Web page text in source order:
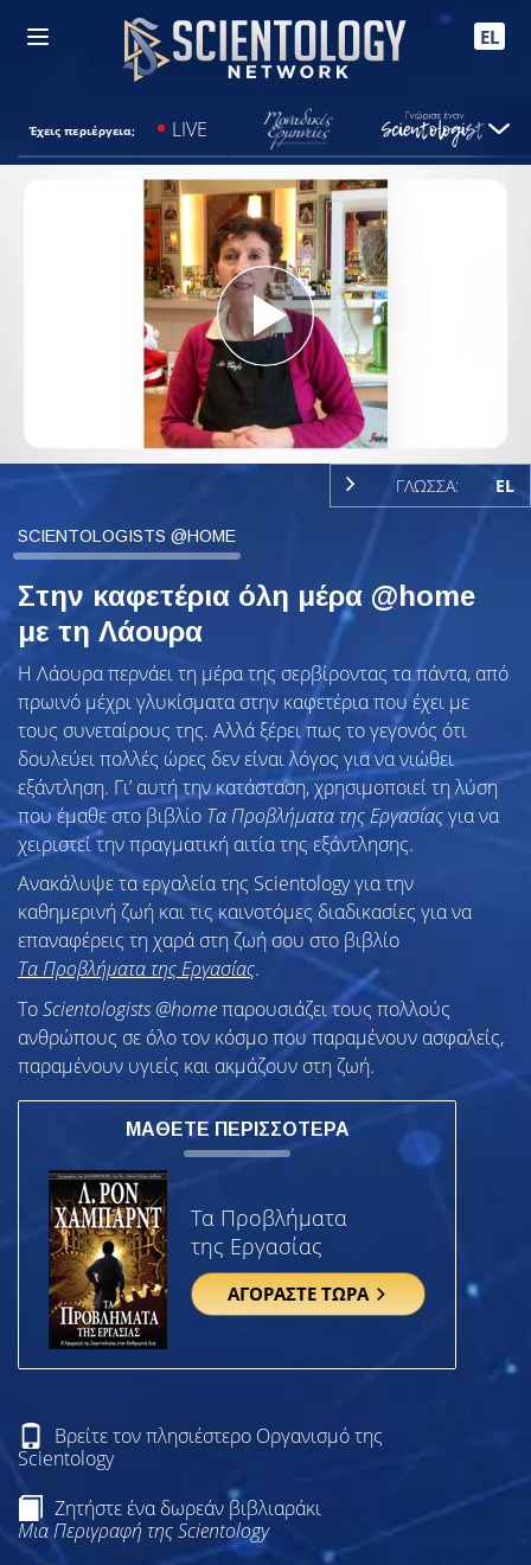
EL
Έχεις περιέργεια; LIVE
Play
Video
ΓΛΩΣΣΑ: EL
SCIENTOLOGISTS @HOME
Στην καφετέρια όλη μέρα @home
με τη Λάουρα
Η Λάουρα περνάει τη μέρα της σερβίροντας τα πάντα, από
πρωινό μέχρι γλυκίσματα στην καφετέρια που έχει με
τους συνεταίρους της. Αλλά ξέρει πως το γεγονός ότι
δουλεύει πολλές ώρες δεν είναι λόγος για να νιώθει
εξάντληση. Γι’ αυτή την κατάσταση, χρησιμοποιεί τη λύση
που έμαθε στο βιβλίο Τα Προβλήματα της Εργασίαςγια να
χειριστεί την πραγματική αιτία της εξάντλησης.
Ανακάλυψε τα εργαλεία της Scientology για την
καθημερινή ζωή και τις καινοτόμες διαδικασίες για να
επαναφέρεις τη χαρά στη ζωή σου στο βιβλίο
Τα Προβλήματα της Εργασίας.
ToScientologists @homeπαρουσιάζει τους πολλούς
ανθρώπους σε όλο τον κόσμο που παραμένουν ασφαλείς,
παραμένουν υγιείς και ακμάζουν στη ζωή.
ΜΑΘΕΤΕ ΠΕΡΙΣΣΟΤΕΡΑ
Τα Προβλήματα
της Εργασίας
ΑΓΟΡΑΣΤΕ ΤΩΡΑ
Βρείτε τον πλησιέστερο Οργανισμό της
Scientology
Ζητήστε ένα δωρεάν βιβλιαράκι
Μια Περιγραφή της Scientology